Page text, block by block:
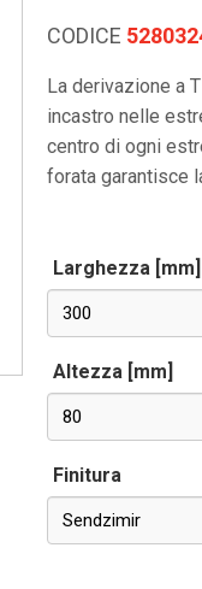
CODICE
La derivazione a
incastro nelle
centro di ogni
forata garantisce
Larghezza [mm]
300
Altezza [mm]
80
Finitura
Sendzimir